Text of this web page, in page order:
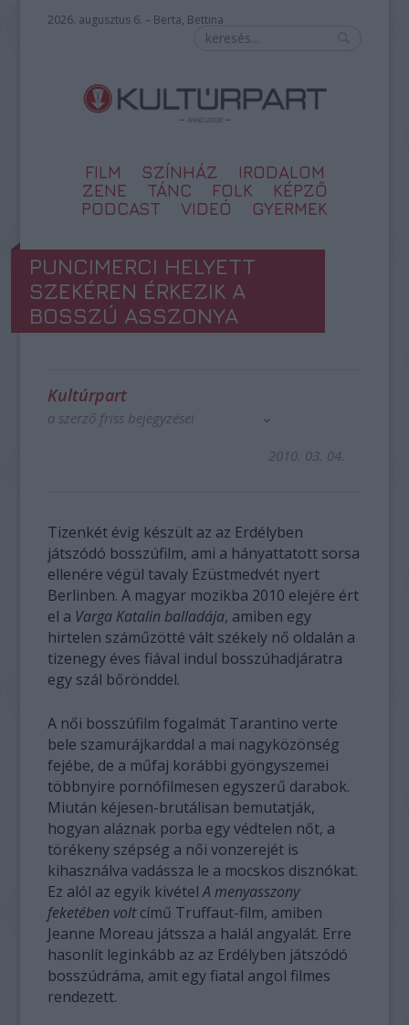
2026. augusztus 6. – Berta, Bettina
FILM SZÍNHÁZ
IRODALOM
ZENE
TÁNC FOLK
KÉPZŐ
PODCAST
VIDEÓ GYERMEK
PUNCIMERCI HELYETT
SZEKÉREN ÉRKEZIK A
BOSSZÚ ASSZONYA
Kultúrpart
a szerző friss bejegyzései
2010. 03. 04.
Tizenkét évig készült az az Erdélyben
játszódó bosszúfilm, ami a hányattatott sorsa
ellenére végül tavaly Ezüstmedvét nyert
Berlinben. A magyar mozikba 2010 elejére ért
el a Varga Katalin balladája, amiben egy
hirtelen száműzötté vált székely nő oldalán a
tizenegy éves fiával indul bosszúhadjáratra
egy szál bőrönddel.
A női bosszúfilm fogalmát Tarantino verte
bele szamurájkarddal a mai nagyközönség
fejébe, de a műfaj korábbi gyöngyszemei
többnyire pornófilmesen egyszerű darabok.
Miután kéjesen-brutálisan bemutatják,
hogyan aláznak porba egy védtelen nőt, a
törékeny szépség a női vonzerejét is
kihasználva vadássza le a mocskos disznókat.
Ez alól az egyik kivételA menyasszony
feketében voltcímű Truffaut-film, amiben
Jeanne Moreau játssza a halál angyalát. Erre
hasonlít leginkább az az Erdélyben játszódó
bosszúdráma, amit egy fiatal angol filmes
rendezett.